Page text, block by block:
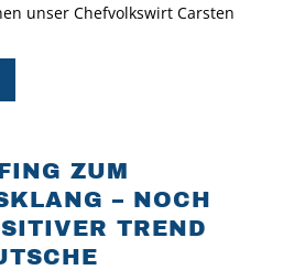
unser Chefvolkswirt Carsten
ZUM
– NOCH
TREND